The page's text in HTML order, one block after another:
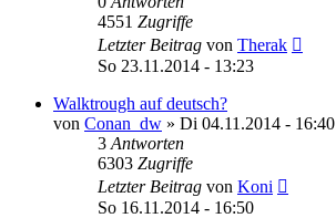
4551 Zugriffe
Letzter Beitrag von Therak
So 23.11.2014 - 13:23
Walktrough auf deutsch?
von Conan_dw » Di 04.11.2014 - 16:40
3 Antworten
6303 Zugriffe
Letzter Beitrag von Koni
So 16.11.2014 - 16:50